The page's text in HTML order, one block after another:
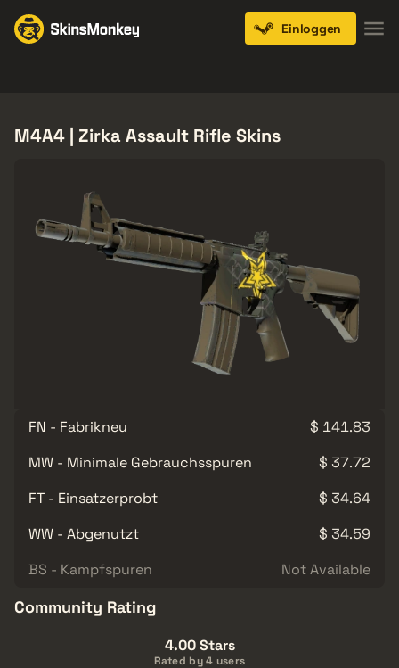
Einloggen
M4A4 | Zirka Assault Rifle Skins
FN - Fabrikneu
$ 141.83
MW - Minimale Gebrauchsspuren
$ 37.72
FT - Einsatzerprobt
$ 34.64
WW - Abgenutzt
$ 34.59
BS - Kampfspuren
Not Available
Community Rating
4.00 Stars
Rated by 4 users